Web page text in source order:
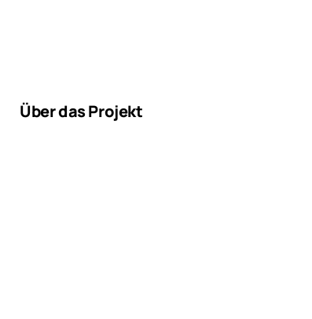
Über das Projekt